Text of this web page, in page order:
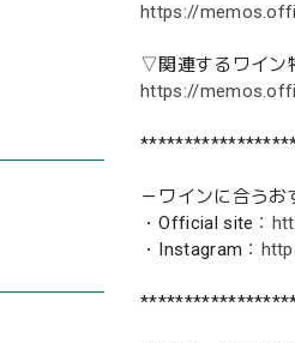
https://
▽関連するワイン
https://
－ワインに合うお
・Official site：
・Instagram：